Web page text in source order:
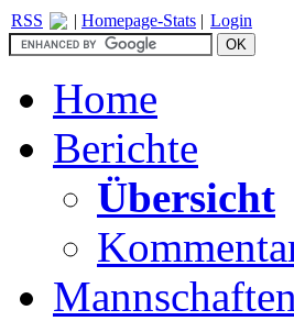
RSS | Homepage-Stats | Login
Home
Berichte
Übersicht
Mannschaften